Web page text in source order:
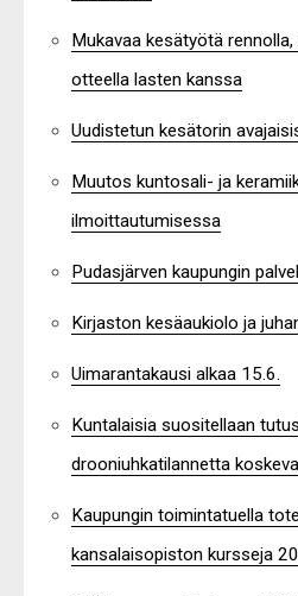
Mukavaa kesätyötä
otteella lasten kanssa
Uudistetun kesätorin
Muutos kuntosali- ja
ilmoittautumisessa
Pudasjärven kaupungin
Kirjaston kesäaukiolo ja
Uimarantakausi alkaa 15.6.
Kuntalaisia suositellaan
drooniuhkatilannetta
Kaupungin toimintatuella
kansalaisopiston kursseja